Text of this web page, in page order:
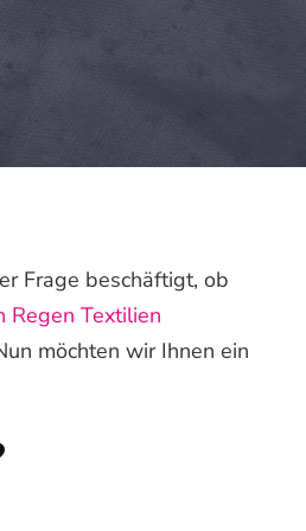
Frage beschäftigt, ob
Regen Textilien
möchten wir Ihnen ein